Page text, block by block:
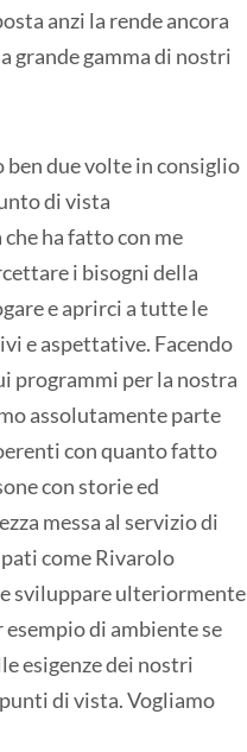
anzi la rende ancora
grande gamma di nostri
due volte in consiglio
di vista
ha fatto con me
i bisogni della
e aprirci a tutte le
e aspettative. Facendo
programmi per la nostra
assolutamente parte
con quanto fatto
con storie ed
messa al servizio di
come Rivarolo
sviluppare ulteriormente
di ambiente se
esigenze dei nostri
di vista. Vogliamo